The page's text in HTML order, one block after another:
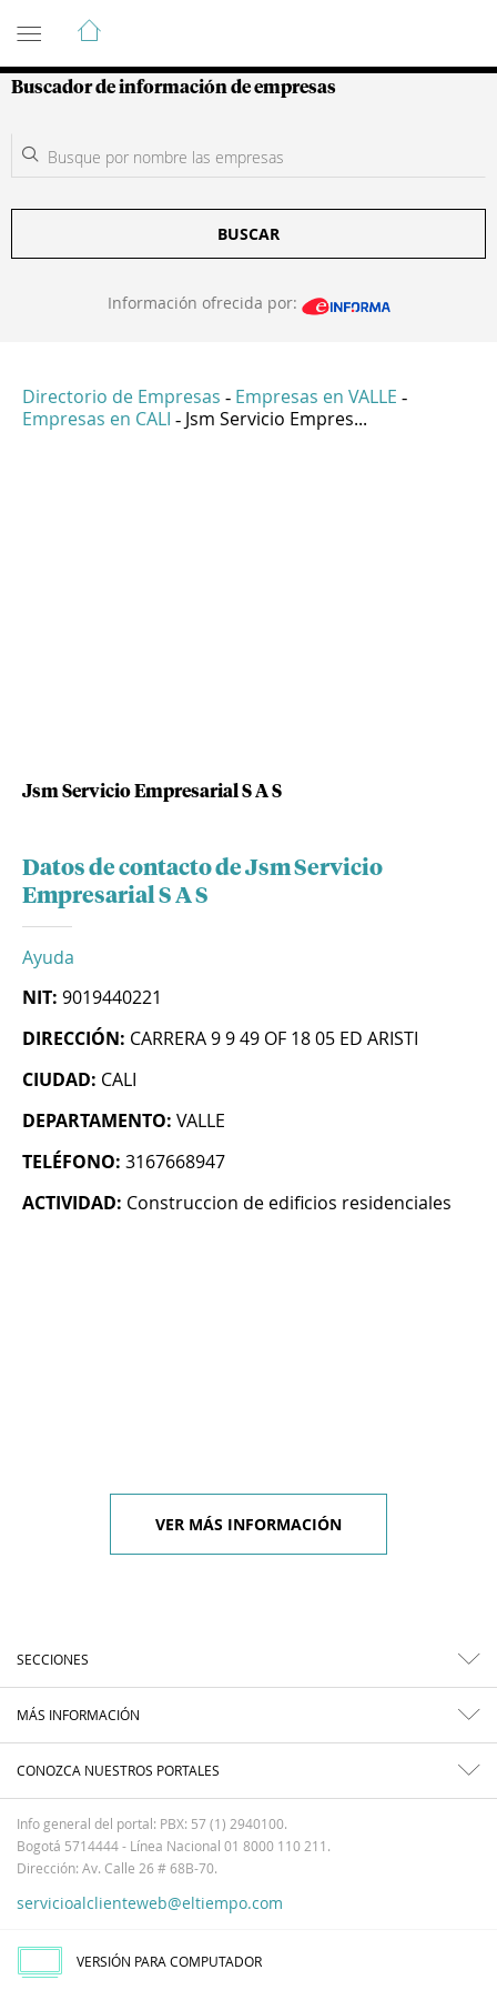
Guía de Empresas Colombianas
Buscador de información de empresas
BUSCAR
Información ofrecida por:
Directorio de Empresas - Empresas en VALLE -
Empresas en CALI - Jsm Servicio Empres...
Jsm Servicio Empresarial S A S
Datos de contacto de Jsm Servicio
Empresarial S A S
Ayuda
NIT: 9019440221
DIRECCIÓN: CARRERA 9 9 49 OF 18 05 ED ARISTI
CIUDAD: CALI
DEPARTAMENTO: VALLE
TELÉFONO: 3167668947
ACTIVIDAD: Construccion de edificios residenciales
VER MÁS INFORMACIÓN
SECCIONES
MÁS INFORMACIÓN
CONOZCA NUESTROS PORTALES
Info general del portal: PBX: 57 (1) 2940100.
Bogotá 5714444 - Línea Nacional 01 8000 110 211.
Dirección: Av. Calle 26 # 68B-70.
servicioalclienteweb@eltiempo.com
VERSIÓN PARA COMPUTADOR